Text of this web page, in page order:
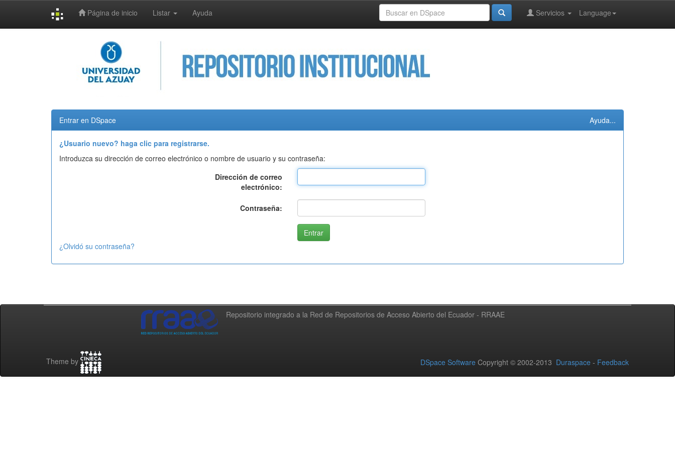
Página de inicio Listar Ayuda Language
Servicios
Entrar en DSpace Ayuda...
¿Usuario nuevo? haga clic para registrarse.
Introduzca su dirección de correo electrónico o nombre de usuario y su contraseña:
Dirección de correo
electrónico:
Contraseña:
¿Olvidó su contraseña?
Repositorio integrado a la Red de Repositorios de Acceso Abierto del Ecuador - RRAAE
Theme by DSpace Software Copyright © 2002-2013 Duraspace - Feedback